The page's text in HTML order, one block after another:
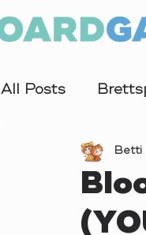
All Posts
Interview Betti